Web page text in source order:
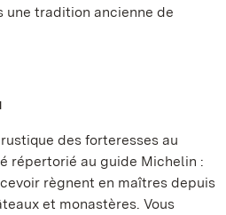
tradition ancienne de
des forteresses au
répertorié au guide Michelin :
règnent en maîtres depuis
et monastères. Vous